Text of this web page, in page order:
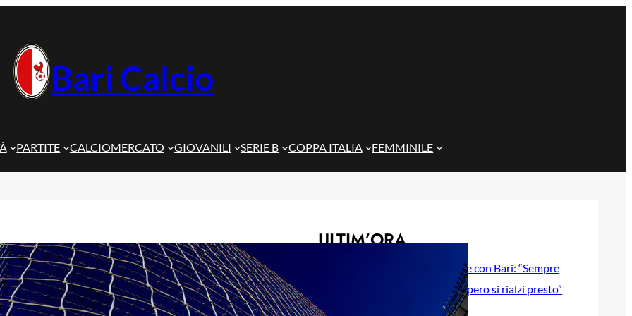
Bari Calcio
PARTITE CALCIOMERCATO GIOVANILI SERIE B COPPA ITALIA FEMMINILE
ULTIM’ORA
Gazzi e il legame con Bari: “Sempre
nel mio cuore, spero si rialzi presto”